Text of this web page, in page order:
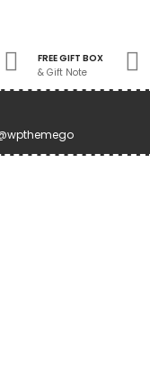
FREE GIFT BOX
& Gift Note